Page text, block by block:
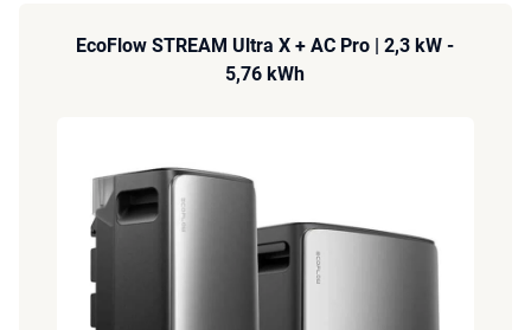
EcoFlow STREAM Ultra X + AC Pro | 2,3 kW -
5,76 kWh